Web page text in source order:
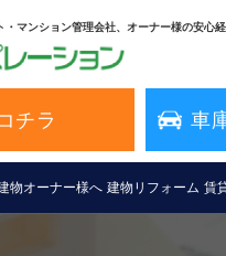
・マンション管理会社、オーナー様の安心
チラ 車
物オーナー様へ 建物リフォーム 賃